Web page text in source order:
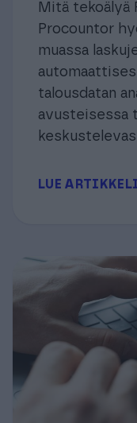
Mitä tekoälyä
Procountor
muassa
talousdatan
avusteisessa
LUE